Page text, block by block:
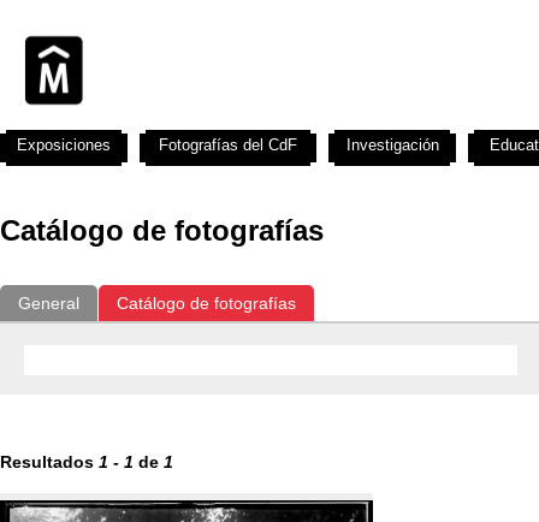
Catálogo de fotografías
General Catálogo de fotografías
Resultados 1 - 1 de 1
Exposiciones Fotografías del CdF Investigación